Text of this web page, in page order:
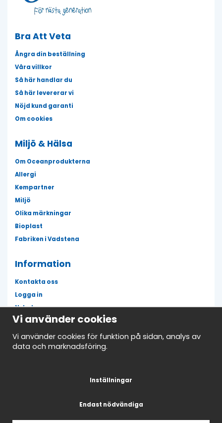
Bra Att Veta
Ångra din beställning
Våra villkor
Så här handlar du
Så här levererar vi
Nöjd kund garanti
Om cookies
Miljö & Hälsa
Om Oceanprodukterna
Allergi
Kempartner
Miljö
Olika märkningar
Bioplast
Fabriken i Vadstena
Information
Kontakta oss
Logga in
Nyheter
Fläckguiden
Mina favoriter
Avtalskund
Vi använder cookies
Vi använder cookies för funktion på sidan, analys av
data och marknadsföring.
Inställningar
Endast nödvändiga